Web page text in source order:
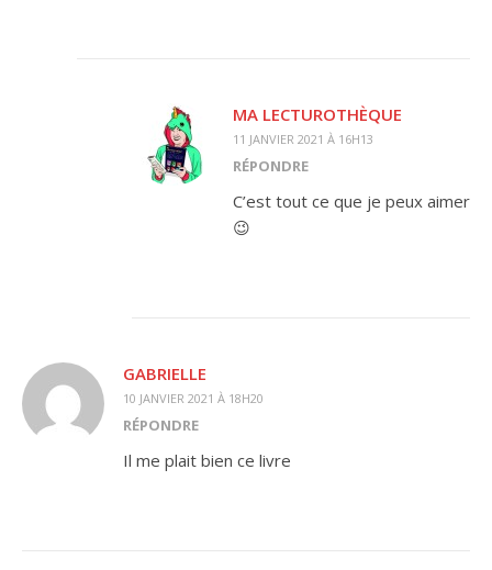
MA LECTUROTHÈQUE
11 JANVIER 2021 À 16H13
RÉPONDRE
C’est tout ce que je peux aimer
😉
GABRIELLE
10 JANVIER 2021 À 18H20
RÉPONDRE
Il me plait bien ce livre